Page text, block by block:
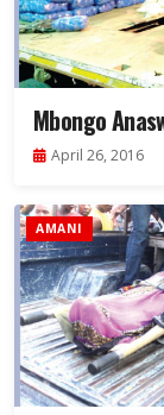
Mbongo
April 26, 2016
AMANI